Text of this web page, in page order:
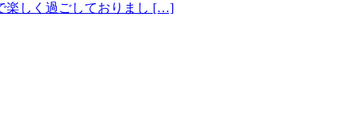
楽しく過ごしておりまし […]